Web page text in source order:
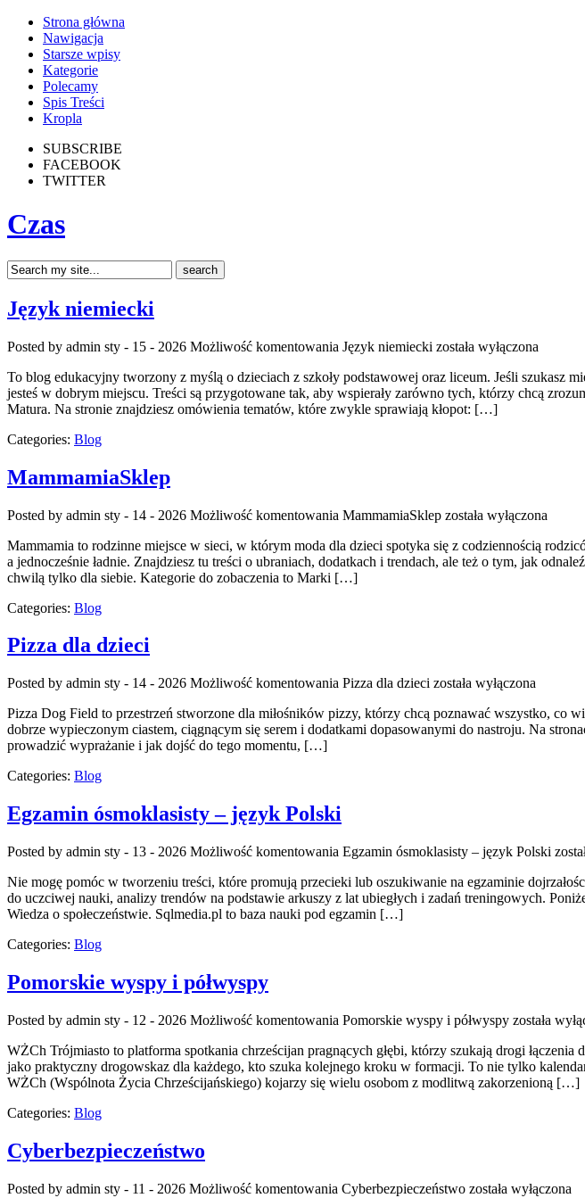
Strona główna
Nawigacja
Starsze wpisy
Kategorie
Polecamy
Spis Treści
Kropla
SUBSCRIBE
FACEBOOK
TWITTER
Czas
Język niemiecki
Posted by admin sty - 15 - 2026 Możliwość komentowania Język niemiecki została wyłączona
To blog edukacyjny tworzony z myślą o dzieciach z szkoły podstawowej oraz liceum. Jeśli szukasz
jesteś w dobrym miejscu. Treści są przygotowane tak, aby wspierały zarówno tych, którzy chcą
Matura. Na stronie znajdziesz omówienia tematów, które zwykle sprawiają kłopot: […]
Categories: Blog
MammamiaSklep
Posted by admin sty - 14 - 2026 Możliwość komentowania MammamiaSklep została wyłączona
Mammamia to rodzinne miejsce w sieci, w którym moda dla dzieci spotyka się z codziennością
a jednocześnie ładnie. Znajdziesz tu treści o ubraniach, dodatkach i trendach, ale też o tym, jak
chwilą tylko dla siebie. Kategorie do zobaczenia to Marki […]
Categories: Blog
Pizza dla dzieci
Posted by admin sty - 14 - 2026 Możliwość komentowania Pizza dla dzieci została wyłączona
Pizza Dog Field to przestrzeń stworzone dla miłośników pizzy, którzy chcą poznawać wszystko, co
dobrze wypieczonym ciastem, ciągnącym się serem i dodatkami dopasowanymi do nastroju. Na
prowadzić wyprażanie i jak dojść do tego momentu, […]
Categories: Blog
Egzamin ósmoklasisty – język Polski
Posted by admin sty - 13 - 2026 Możliwość komentowania Egzamin ósmoklasisty – język Polski
Nie mogę pomóc w tworzeniu treści, które promują przecieki lub oszukiwanie na egzaminie
do uczciwej nauki, analizy trendów na podstawie arkuszy z lat ubiegłych i zadań treningowych.
Wiedza o społeczeństwie. Sqlmedia.pl to baza nauki pod egzamin […]
Categories: Blog
Pomorskie wyspy i półwyspy
Posted by admin sty - 12 - 2026 Możliwość komentowania Pomorskie wyspy i półwyspy została
WŻCh Trójmiasto to platforma spotkania chrześcijan pragnących głębi, którzy szukają drogi
jako praktyczny drogowskaz dla każdego, kto szuka kolejnego kroku w formacji. To nie tylko
WŻCh (Wspólnota Życia Chrześcijańskiego) kojarzy się wielu osobom z modlitwą zakorzenioną […]
Categories: Blog
Cyberbezpieczeństwo
Posted by admin sty - 11 - 2026 Możliwość komentowania Cyberbezpieczeństwo została wyłączona